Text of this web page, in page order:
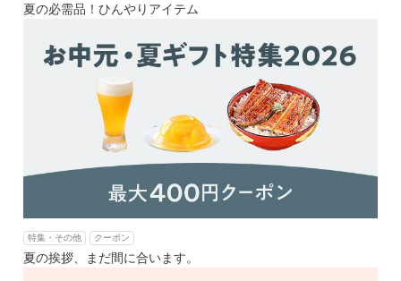
夏の必需品！ひんやりアイテム
特集・その他 クーポン
夏の挨拶、まだ間に合います。